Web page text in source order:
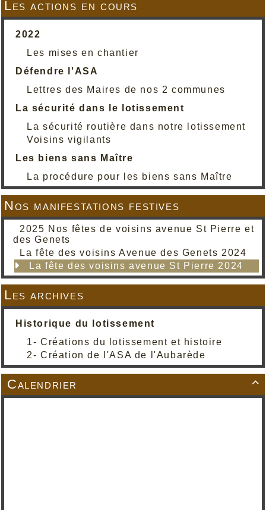
Les actions en cours
2022
Les mises en chantier
Défendre l'ASA
Lettres des Maires de nos 2 communes
La sécurité dans le lotissement
La sécurité routière dans notre lotissement
Voisins vigilants
Les biens sans Maître
La procédure pour les biens sans Maître
Nos manifestations festives
2025 Nos fêtes de voisins avenue St Pierre et
des Genets
La fête des voisins Avenue des Genets 2024
La fête des voisins avenue St Pierre 2024
Les archives
Historique du lotissement
1- Créations du lotissement et histoire
2- Création de l'ASA de l'Aubarède

Calendrier